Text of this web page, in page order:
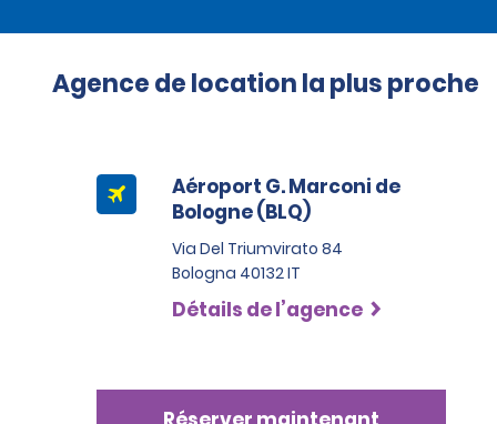
Agence de location la plus proche
Aéroport G. Marconi de
Bologne (BLQ)
Via Del Triumvirato 84
Bologna 40132 IT
Détails de l’agence